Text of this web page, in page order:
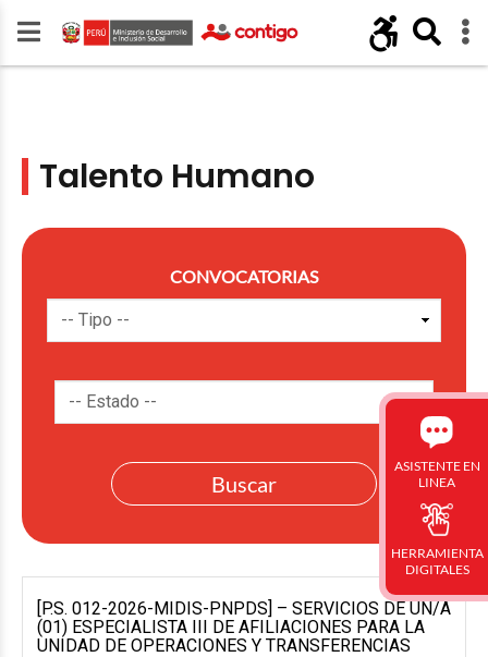
Talento Humano
CONVOCATORIAS
[P.S. 012-2026-MIDIS-PNPDS] – SERVICIOS DE UN/A
(01) ESPECIALISTA III DE AFILIACIONES PARA LA
UNIDAD DE OPERACIONES Y TRANSFERENCIAS
ASISTENTE EN
LINEA
HERRAMIENTA
DIGITALES